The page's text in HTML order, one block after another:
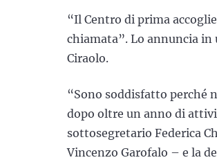
“Il Centro di prima
chiamata”. Lo annuncia in
Ciraolo.
“Sono soddisfatto perché
dopo oltre un anno di
sottosegretario Federica
Vincenzo Garofalo – e la